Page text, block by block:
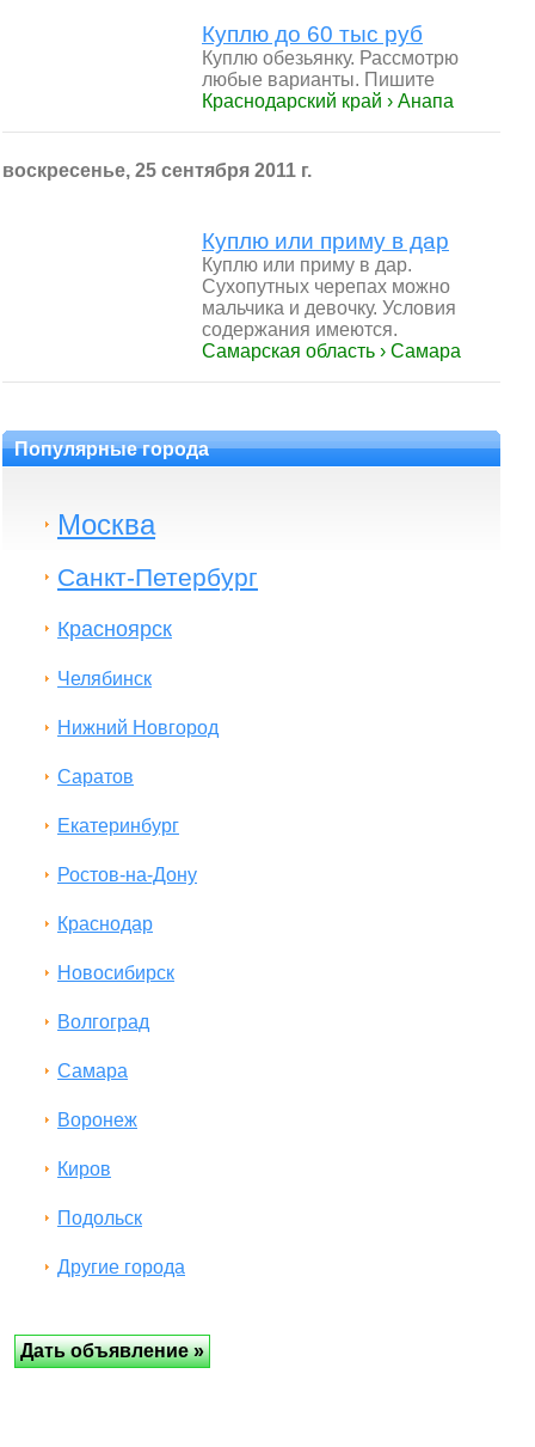
Куплю до 60 тыс руб
Куплю обезьянку. Рассмотрю
любые варианты. Пишите
Краснодарский край › Анапа
воскресенье, 25 сентября 2011 г.
Куплю или приму в дар
Куплю или приму в дар.
Сухопутных черепах можно
мальчика и девочку. Условия
содержания имеются.
Самарская область › Самара
Популярные города
Москва
Санкт-Петербург
Красноярск
Челябинск
Нижний Новгород
Саратов
Екатеринбург
Ростов-на-Дону
Краснодар
Новосибирск
Волгоград
Самара
Воронеж
Киров
Подольск
Другие города